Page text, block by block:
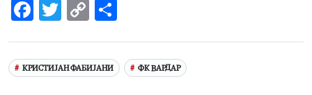
Facebook
Twitter
Copy
КРИСТИЈАН ФАБИЈАНИ ФК ВАРДАР